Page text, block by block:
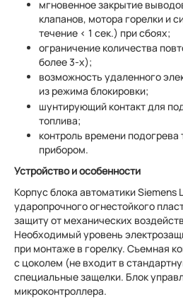
мгновенное закрытие
клапанов, мотора горелки и
течение < 1 сек.) при сбоях;
ограничение количества
более 3-х);
возможность удаленного
из режима блокировки;
шунтирующий контакт для
топлива;
контроль времени
прибором.
Устройство и особенности
Корпус блока автоматики Siemens
ударопрочного огнестойкого
защиту от механических
Необходимый уровень
при монтаже в горелку. Съемная
с цоколем (не входит в
специальные защелки. Блок
микроконтроллера.